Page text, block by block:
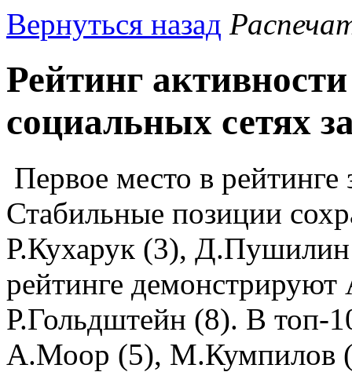
Вернуться назад
Рейтинг
социальных сетях
Первое место в
Стабильные позиции
Р.Кухарук (3),
рейтинге
Р.Гольдштейн (8). В топ-
А.Моор (5), М.Кумпилов